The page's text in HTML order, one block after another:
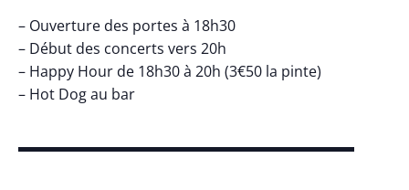
– Ouverture des portes à 18h30
– Début des concerts vers 20h
– Happy Hour de 18h30 à 20h (3€50 la pinte)
– Hot Dog au bar
▬▬▬▬▬▬▬▬▬▬▬▬▬▬▬▬▬▬▬▬▬▬▬